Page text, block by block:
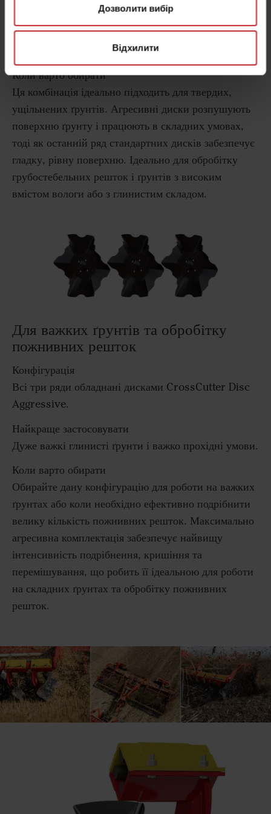
Дозволити вибір
Відхилити
якими розташований ряд дисків CrossCutter Disc.
Найкраще застосовувати
Важкі глинисті грунти
Коли варто обирати
Ця комбінація ідеально підходить для твердих,
ущільнених ґрунтів. Агресивні диски розпушують
поверхню ґрунту і працюють в складних умовах,
тоді як останній ряд стандартних дисків забезпечує
гладку, рівну поверхню. Ідеально для обробітку
грубостебельних решток і ґрунтів з високим
вмістом вологи або з глинистим складом.
Для важких ґрунтів та обробітку
пожнивних решток
Конфігурація
Всі три ряди обладнані дисками CrossCutter Disc
Aggressive.
Найкраще застосовувати
Дуже важкі глинисті ґрунти і важко прохідні умови.
Коли варто обирати
Обирайте дану конфігурацію для роботи на важких
ґрунтах або коли необхідно ефективно подрібнити
велику кількість пожнивних решток. Максимально
агресивна комплектація забезпечує найвищу
інтенсивність подрібнення, кришіння та
перемішування, що робить її ідеальною для роботи
на складних ґрунтах та обробітку пожнивних
решток.